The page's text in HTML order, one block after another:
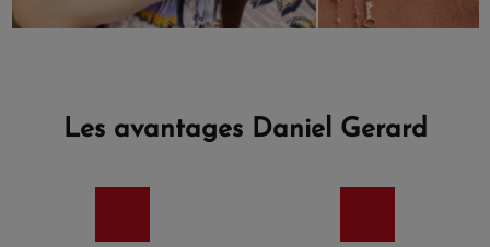
Les avantages Daniel Gerard